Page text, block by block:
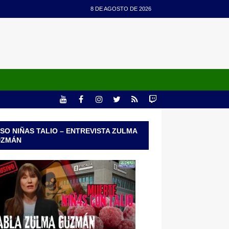
8 DE AGOSTO DE 2026
NIÑAS TALIO – ENTREVISTA ZULMA